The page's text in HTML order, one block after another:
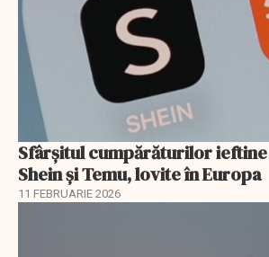
Sfârșitul cumpărăturilor ieftine
Shein și Temu, lovite în Europa
11 FEBRUARIE 2026